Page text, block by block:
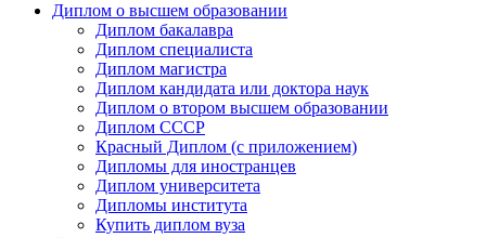
Диплом о высшем образовании
Диплом бакалавра
Диплом специалиста
Диплом магистра
Диплом кандидата или доктора наук
Диплом о втором высшем образовании
Диплом СССР
Красный Диплом (с приложением)
Дипломы для иностранцев
Диплом университета
Дипломы института
Купить диплом вуза